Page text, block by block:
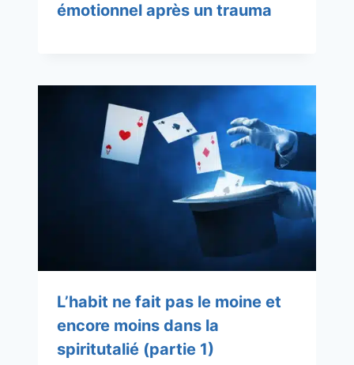
émotionnel après un trauma
L’habit ne fait pas le moine et
encore moins dans la
spiritutalié (partie 1)